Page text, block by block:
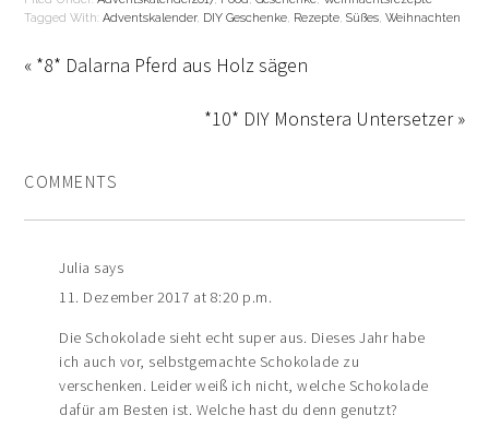
Tagged With:Adventskalender, DIY Geschenke, Rezepte,Süßes,Weihnachten
« *8* Dalarna Pferd aus Holz sägen
*10* DIY Monstera Untersetzer »
COMMENTS
Julia says
11. Dezember 2017 at 8:20 p.m.
Die Schokolade sieht echt super aus. Dieses Jahr habe
ich auch vor, selbstgemachte Schokolade zu
verschenken. Leider weiß ich nicht, welche Schokolade
dafür am Besten ist. Welche hast du denn genutzt?